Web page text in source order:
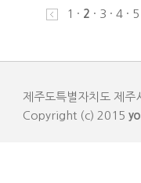
1 · 2 · 3 ·4 · 5
제주도특별자치도 제
Copyright (c) 2015